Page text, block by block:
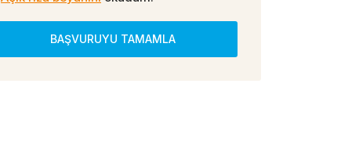
BAŞVURUYU TAMAMLA